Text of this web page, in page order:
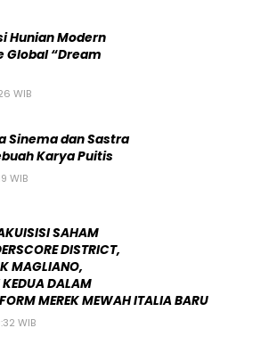
Hunian Modern
“Dream
WIB
Sinema dan Sastra
Karya Puitis
WIB
SAHAM
DISTRICT,
MAGLIANO,
DALAM
MEREK MEWAH ITALIA BARU
WIB